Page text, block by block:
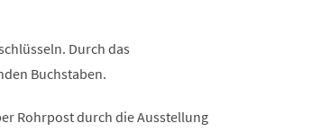
Durch das
Buchstaben.
Rohrpost durch die Ausstellung